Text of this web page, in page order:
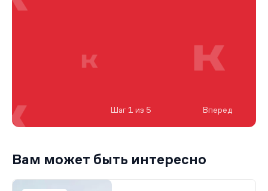
Шаг 1 из 5 Вперед
Вам может быть интересно